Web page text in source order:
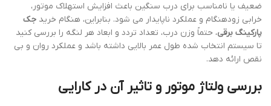
ضعیف یا نامناسب برای درب سنگین باعث افزایش استهلاک موتور،
خرابی زودهنگام و عملکرد ناپایدار می شود. بنابراین، هنگام خرید جک
پارکینگ برقی، حتماً وزن درب، تعداد تردد و ابعاد هر لنگه را بررسی کنید
تا سیستم انتخاب شده طول عمر بالایی داشته باشد و عملکرد روان و بی
نقص ارائه دهد.
بررسی ولتاژ موتور و تاثیر آن در کارایی